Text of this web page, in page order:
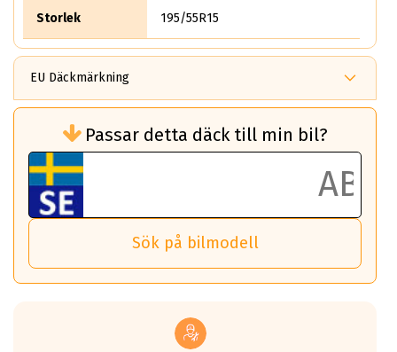
Storlek 195/55R15
EU Däckmärkning
bränsleförbrukningen)
Det ska vara en betygsskala från klass A
till G för rullmotstånd.
Ett klass A däck kommer ha 6,5% bättre
bränsleförbrukning än ett klass G däck.
Det betyder att om man kör 10,000 km,
så sparar man 50 liter bränsle med ett
vilken körstil du använder.
Passar detta däck till min bil?
Sök på bilmodell